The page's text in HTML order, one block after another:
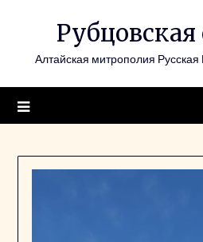
Алтайская митрополия